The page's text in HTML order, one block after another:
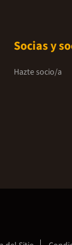
Socias y
Hazte socio/a